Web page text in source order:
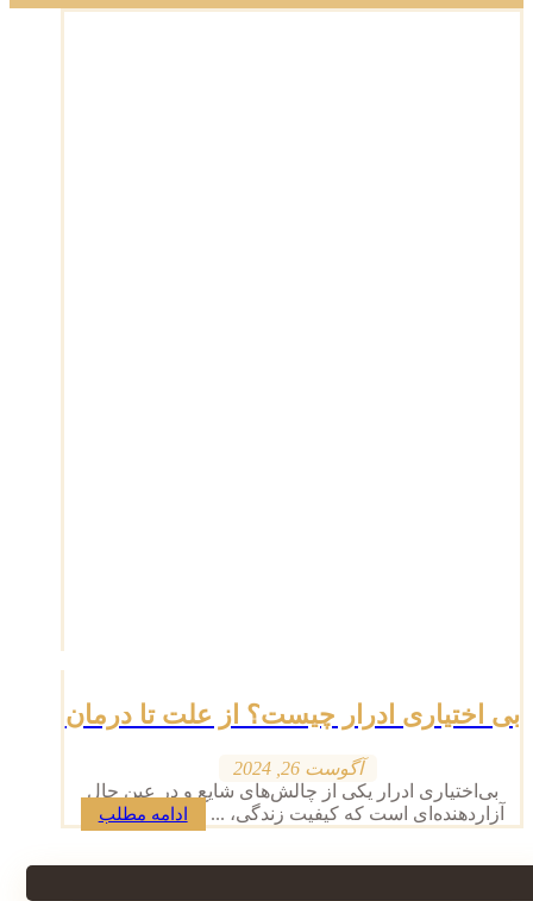
بی اختیاری ادرار چیست؟ از علت تا درمان
آگوست 26, 2024
بی‌اختیاری ادرار یکی از چالش‌های شایع و در عین حال
آزاردهنده‌ای است که کیفیت زندگی، ...
ادامه مطلب